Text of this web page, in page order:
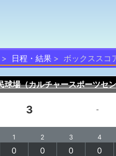
日程・結果 ボックススコ
球場（カルチャースポーツセ
3 -
1 2 3 4
0 0 0 0